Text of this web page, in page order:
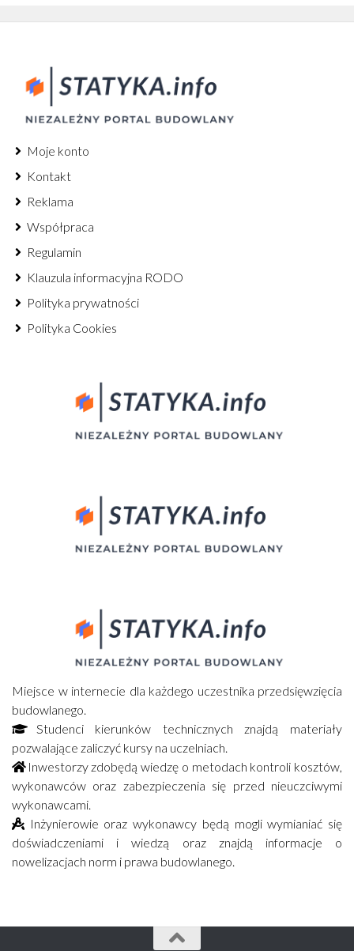
Moje konto
Kontakt
Reklama
Współpraca
Regulamin
Klauzula informacyjna RODO
Polityka prywatności
Polityka Cookies
Miejsce w internecie dla każdego uczestnika przedsięwzięcia
budowlanego.
Studenci kierunków technicznych znajdą materiały
pozwalające zaliczyć kursy na uczelniach.
Inwestorzy zdobędą wiedzę o metodach kontroli kosztów,
wykonawców oraz zabezpieczenia się przed nieuczciwymi
wykonawcami.
Inżynierowie oraz wykonawcy będą mogli wymianiać się
doświadczeniami i wiedzą oraz znajdą informacje o
nowelizacjach norm i prawa budowlanego.